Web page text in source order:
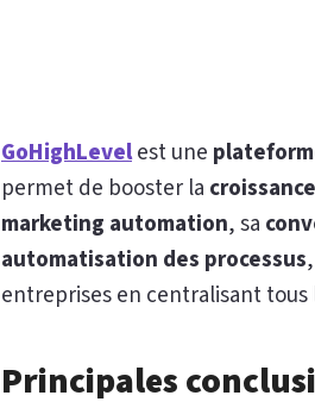
GoHighLevelest une
permet de booster la
marketing automation, sa
automatisation des processus
entreprises en centralisant
Principales